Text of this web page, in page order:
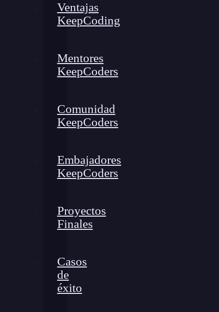
Ventajas
KeepCoding
Mentores
KeepCoders
Comunidad
KeepCoders
Embajadores
KeepCoders
Proyectos
Finales
Casos
de
éxito